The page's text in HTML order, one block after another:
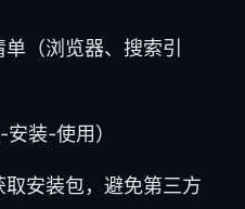
（浏览器、搜索引
装-使用）
安装包，避免第三方